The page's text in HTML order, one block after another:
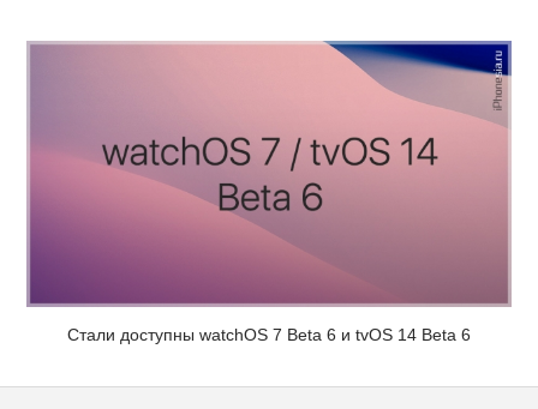
Стали доступны watchOS 7 Beta 6 и tvOS 14 Beta 6